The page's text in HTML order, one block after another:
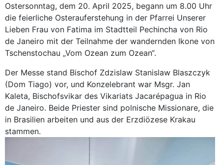
Ostersonntag, dem 20. April 2025, begann um 8.00 Uhr
die feierliche Osterauferstehung in der Pfarrei Unserer
Lieben Frau von Fatima im Stadtteil Pechincha von Rio
de Janeiro mit der Teilnahme der wandernden Ikone von
Tschenstochau „Vom Ozean zum Ozean“.
Der Messe stand Bischof Zdzislaw Stanislaw Blaszczyk
(Dom Tiago) vor, und Konzelebrant war Msgr. Jan
Kaleta, Bischofsvikar des Vikariats Jacarépagua in Rio
de Janeiro. Beide Priester sind polnische Missionare, die
in Brasilien arbeiten und aus der Erzdiözese Krakau
stammen.